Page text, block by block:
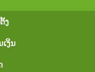
ງ
ງິນ